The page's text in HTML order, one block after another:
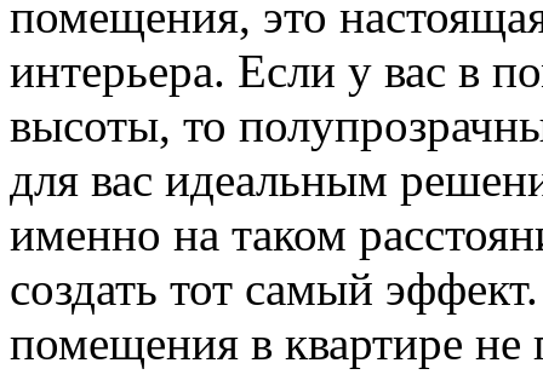
помещения, это
интерьера. Если у вас в
высоты, то
для вас идеальным
именно на таком
создать тот самый
помещения в квартире не